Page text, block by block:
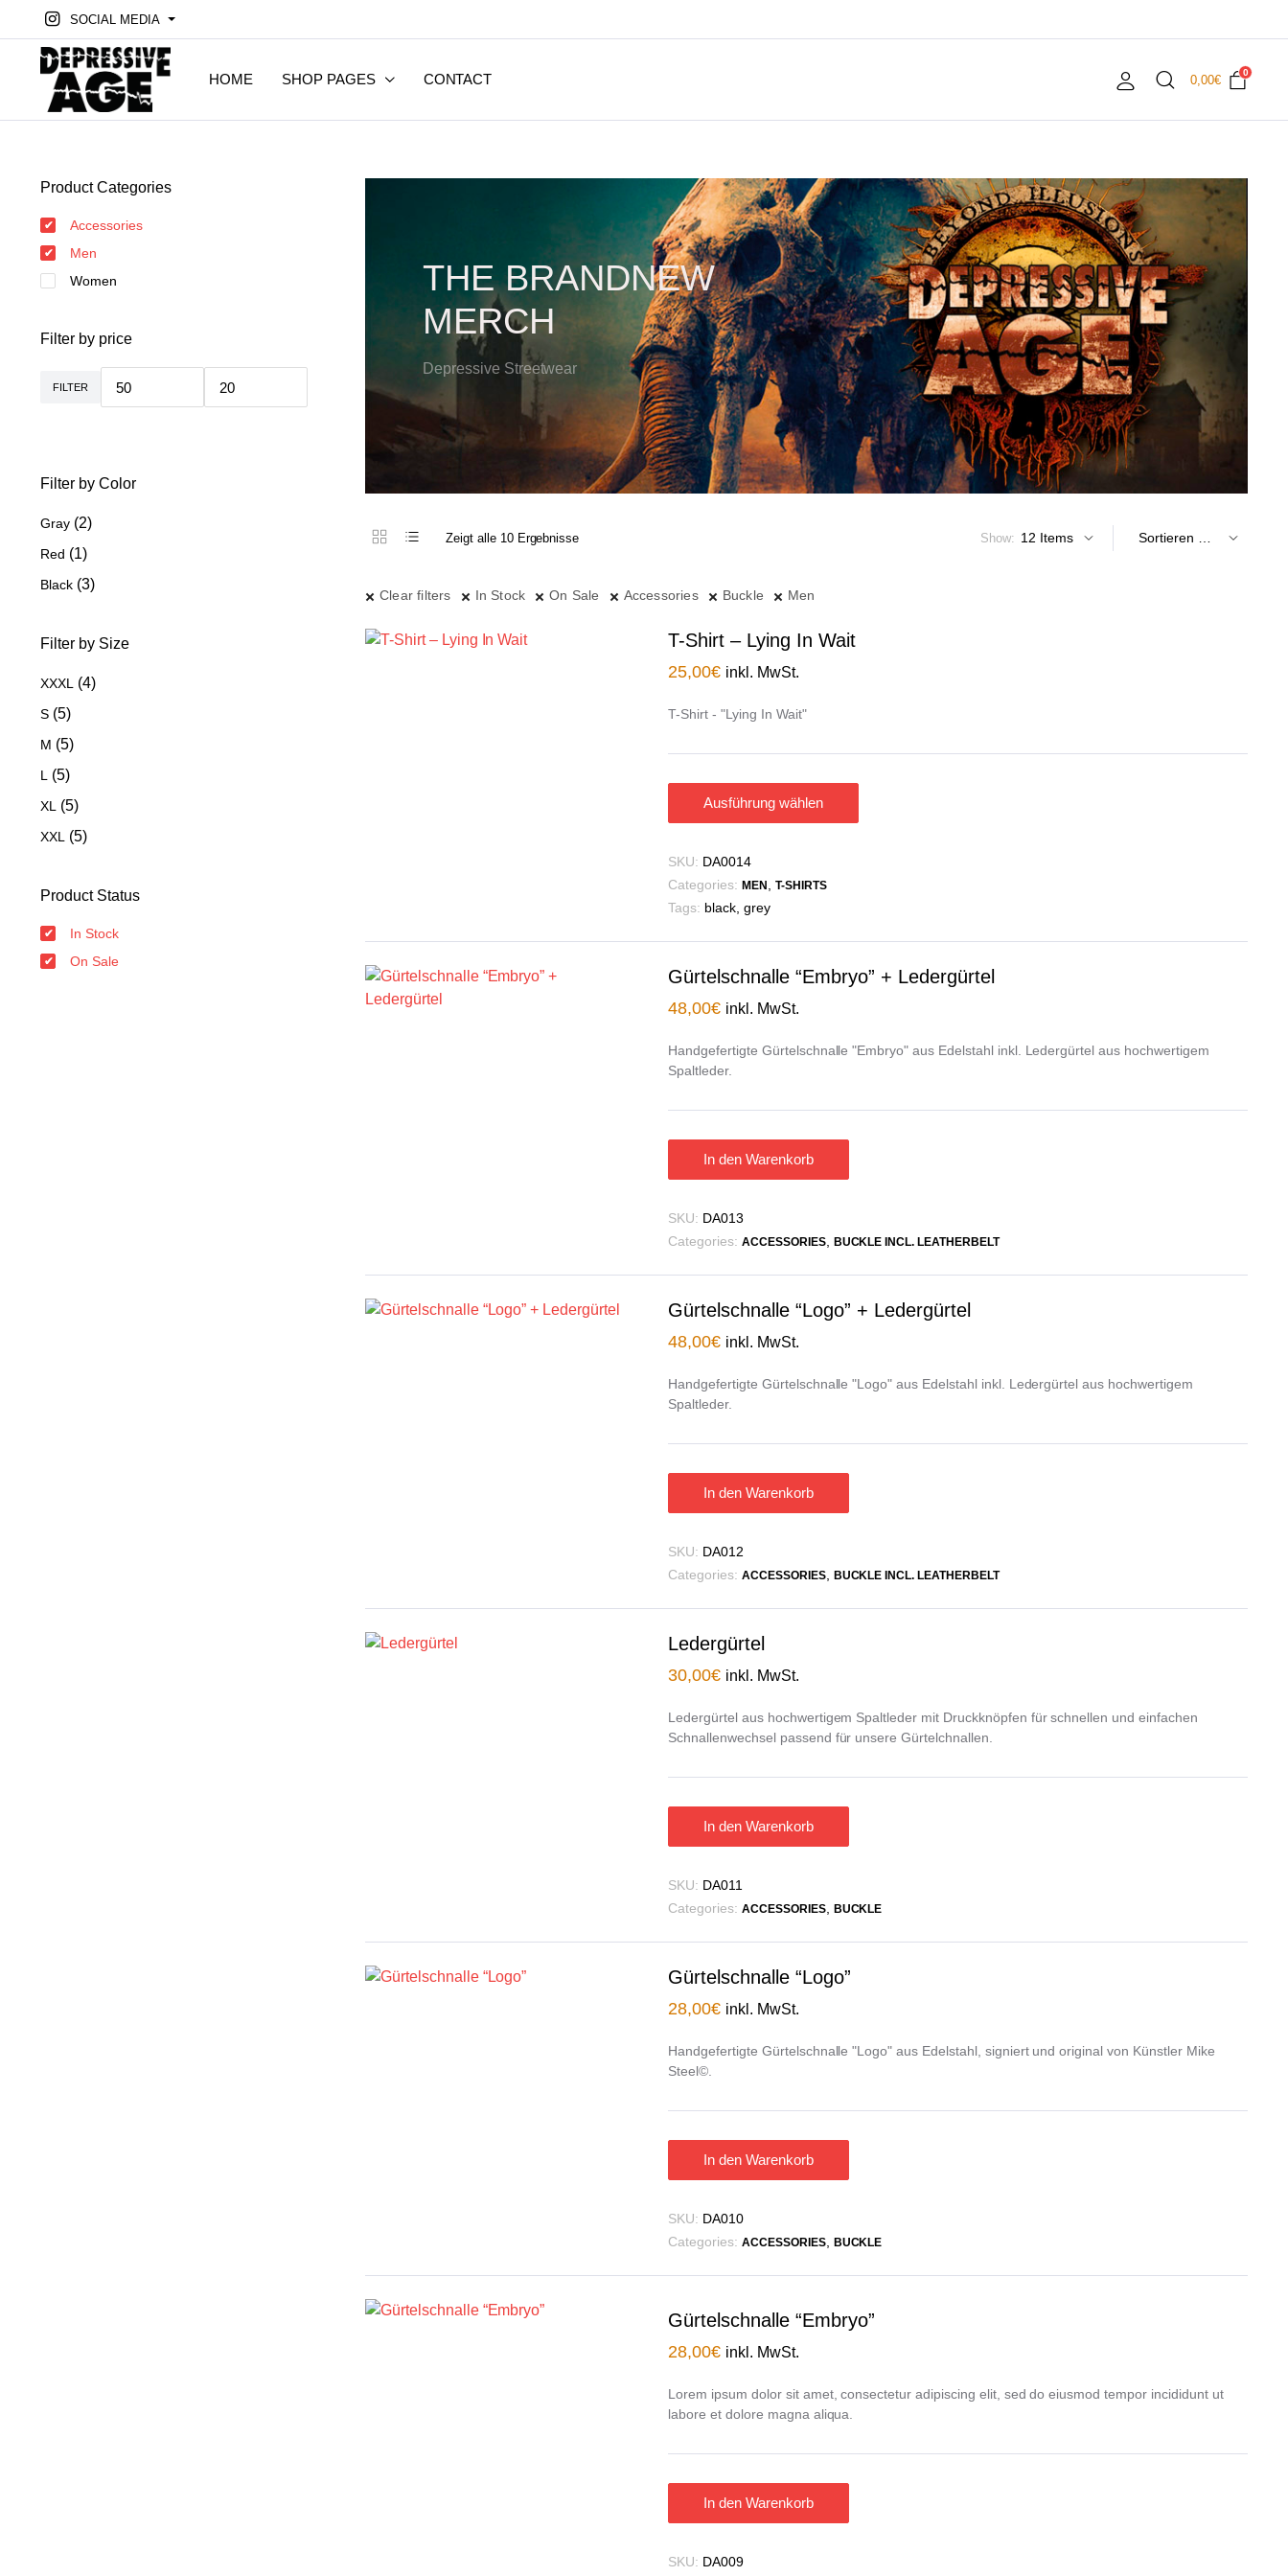
SOCIAL MEDIA
HOME SHOP PAGES CONTACT 0,00€
0
THE BRANDNEW
MERCH
Depressive Streetwear
Zeigt alle 10 Ergebnisse Show:
Clear filters In Stock On Sale Accessories Buckle Men
T-Shirt – Lying In Wait
25,00€ inkl. MwSt.
T-Shirt - "Lying In Wait"
Ausführung wählen
SKU: DA0014
Categories: MEN T-SHIRTS
Tags: black grey
Gürtelschnalle “Embryo” + Ledergürtel
48,00€ inkl. MwSt.
Handgefertigte Gürtelschnalle "Embryo" aus Edelstahl inkl. Ledergürtel aus hochwertigem
Spaltleder.
In den Warenkorb
SKU: DA013
Categories: ACCESSORIES, BUCKLE INCL. LEATHERBELT
Gürtelschnalle “Logo” + Ledergürtel
48,00€ inkl. MwSt.
Handgefertigte Gürtelschnalle "Logo" aus Edelstahl inkl. Ledergürtel aus hochwertigem
Spaltleder.
In den Warenkorb
SKU: DA012
Categories: ACCESSORIES, BUCKLE INCL. LEATHERBELT
Ledergürtel
30,00€ inkl. MwSt.
Ledergürtel aus hochwertigem Spaltleder mit Druckknöpfen für schnellen und einfachen
Schnallenwechsel passend für unsere Gürtelchnallen.
In den Warenkorb
SKU: DA011
Categories: ACCESSORIES, BUCKLE
Gürtelschnalle “Logo”
28,00€ inkl. MwSt.
Handgefertigte Gürtelschnalle "Logo" aus Edelstahl, signiert und original von Künstler Mike
Steel©.
In den Warenkorb
SKU: DA010
Categories: ACCESSORIES, BUCKLE
Gürtelschnalle “Embryo”
28,00€ inkl. MwSt.
Lorem ipsum dolor sit amet, consectetur adipiscing elit, sed do eiusmod tempor incididunt ut
labore et dolore magna aliqua.
In den Warenkorb
SKU: DA009
Product Categories
Accessories
Men
Women
Filter by price
FILTER
Filter by Color
Gray (2)
Red (1)
Black (3)
Filter by Size
XXXL (4)
S (5)
M (5)
L (5)
XL (5)
XXL (5)
Product Status
In Stock
On Sale